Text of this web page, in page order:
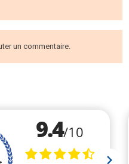
un commentaire.